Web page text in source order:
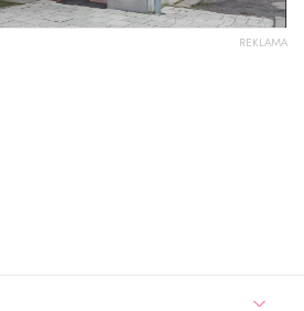
REKLAMA